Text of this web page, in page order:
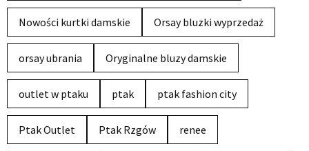
Nowości kurtki damskie Orsay bluzki wyprzedaż
orsay ubrania Oryginalne bluzy damskie
outlet w ptaku ptak ptak fashion city
Ptak Outlet Ptak Rzgów renee